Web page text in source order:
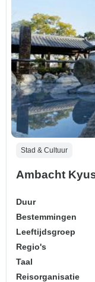
Stad & Cultuur
Ambacht
Duur
Bestemmingen
Leeftijdsgroep
Regio's
Taal
Reisorganisatie